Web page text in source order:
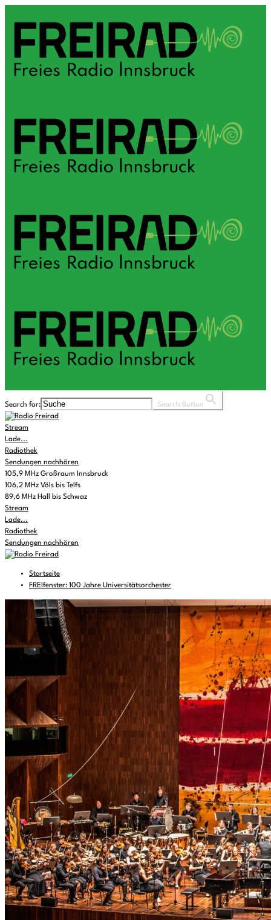
Search for: Search Button
Stream
Lade...
Radiothek
Sendungen nachhören
105,9 MHz Großraum Innsbruck
106,2 MHz Völs bis Telfs
89,6 MHz Hall bis Schwaz
Stream
Lade...
Radiothek
Sendungen nachhören
Startseite
FREIfenster: 100 Jahre Universitätsorchester